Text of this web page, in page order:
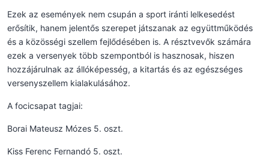
Ezek az események nem csupán a sport iránti lelkesedést
erősítik, hanem jelentős szerepet játszanak az együttműködés
és a közösségi szellem fejlődésében is. A résztvevők számára
ezek a versenyek több szempontból is hasznosak, hiszen
hozzájárulnak az állóképesség, a kitartás és az egészséges
versenyszellem kialakulásához.
A focicsapat tagjai:
Borai Mateusz Mózes 5. oszt.
Kiss Ferenc Fernandó 5. oszt.